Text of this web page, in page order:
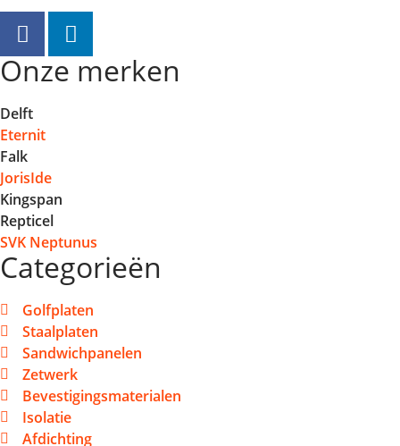
Onze merken
Delft
Eternit
Falk
JorisIde
Kingspan
Repticel
SVK Neptunus
Categorieën
Golfplaten
Staalplaten
Sandwichpanelen
Zetwerk
Bevestigingsmaterialen
Isolatie
Afdichting